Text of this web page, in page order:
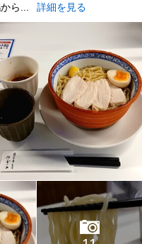
ら... 詳細を見る